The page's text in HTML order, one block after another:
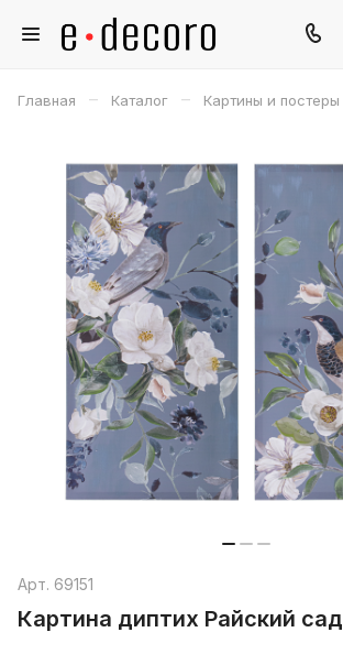
Главная – Каталог – Картины и постеры
Арт. 69151
Картина диптих Райский сад